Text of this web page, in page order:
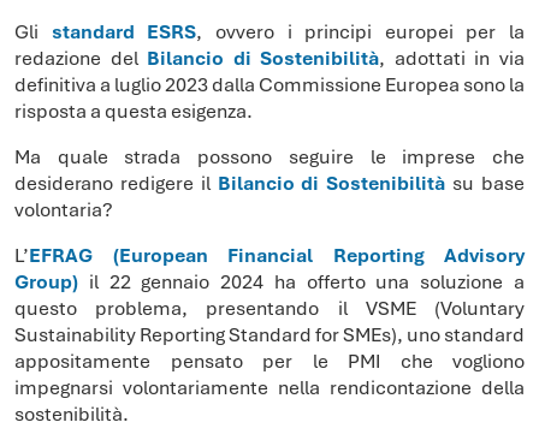
Gli standard ESRS, ovvero i principi europei per la
redazione del Bilancio di Sostenibilità, adottati in via
definitiva a luglio 2023 dalla Commissione Europea sono la
risposta a questa esigenza.
Ma quale strada possono seguire le imprese che
desiderano redigere il Bilancio di Sostenibilità su base
volontaria?
L’EFRAG (European Financial Reporting Advisory
Group) il 22 gennaio 2024 ha offerto una soluzione a
questo problema, presentando il VSME (Voluntary
Sustainability Reporting Standard for SMEs), uno standard
appositamente pensato per le PMI che vogliono
impegnarsi volontariamente nella rendicontazione della
sostenibilità.